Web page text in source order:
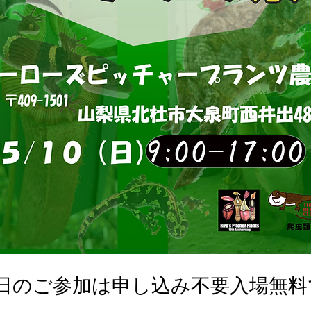
のご参加は申し込み不要入場無